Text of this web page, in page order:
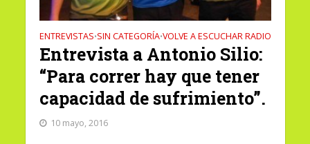
ENTREVISTAS•SIN CATEGORÍA•VOLVE A ESCUCHAR RADIO
Entrevista a Antonio Silio:
“Para correr hay que tener
capacidad de sufrimiento”.
10 mayo, 2016